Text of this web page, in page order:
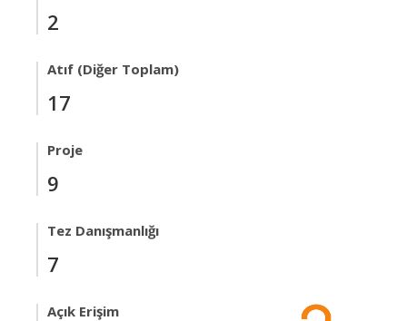
2
Atıf (Diğer Toplam)
17
Proje
9
Tez Danışmanlığı
7
Açık Erişim